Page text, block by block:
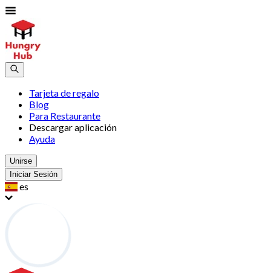
Tarjeta de regalo
Blog
Para Restaurante
Descargar aplicación
Ayuda
Unirse
Iniciar Sesión
es